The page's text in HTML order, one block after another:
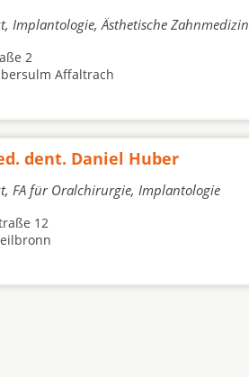
Implantologie, Ästhetische Zahnmedizin
2
Affaltrach
dent. Daniel Huber
FA für Oralchirurgie, Implantologie
12